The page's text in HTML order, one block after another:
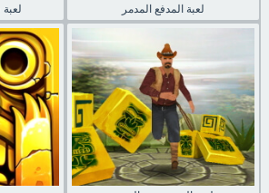
لعبة لعبة المدفع المدمر